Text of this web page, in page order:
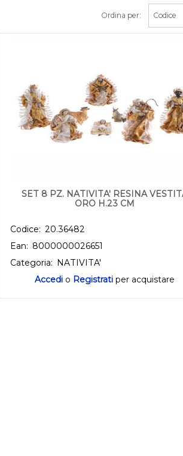
Ordina per:
SET 8 PZ. NATIVITA' RESINA
ORO H.23 CM
Codice: 20.36482
Ean: 8000000026651
Categoria: NATIVITA'
Accedi o Registrati per acquistare